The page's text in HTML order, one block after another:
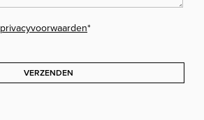
privacyvoorwaarden*
VERZENDEN